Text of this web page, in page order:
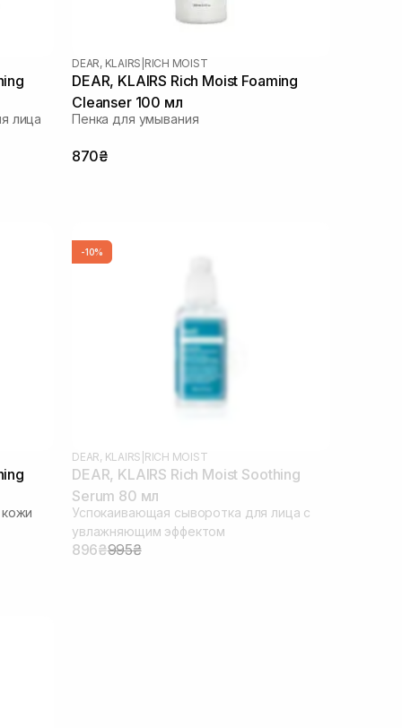
лица
DEAR, KLAIRS RICH MOIST
DEAR, KLAIRS Rich Moist Foaming
Cleanser 100 мл
Пенка для умывания
870₴
-10%
DEAR, KLAIRS RICH MOIST
DEAR, KLAIRS Rich Moist Soothing
Serum 80 мл
Успокаивающая сыворотка для лица с
увлажняющим эффектом
896₴995₴